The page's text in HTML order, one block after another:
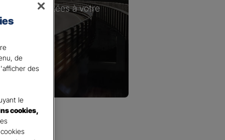
plus adaptées à votre
de
des
le
cookies,